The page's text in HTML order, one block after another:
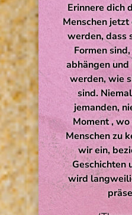
Erinnere dich
Menschen
werden, dass
Formen
abhängen
werden, wie
sind.
jemanden,
Moment ,
Menschen zu
wir ein,
Geschichten
wird